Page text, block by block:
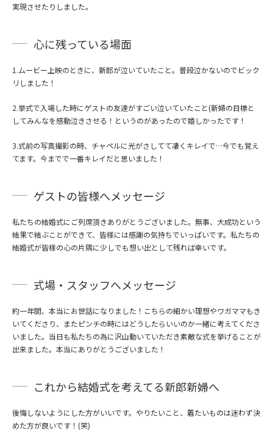
実現させたりしました。
心に残っている場面
1.ムービー上映のときに、新郎が泣いていたこと。普段泣かないのでビック
リしました！
2.挙式で入場した時にゲストの友達がすごい泣いていたこと(新婦の目標と
してみんなを感動泣きさせる！というのがあったので嬉しかったです！
3.式前の写真撮影の時、チャペルに光がさしてて凄くキレイで…今でも覚え
てます。今までで一番キレイだと思いました！
ゲストの皆様へメッセージ
私たちの結婚式にご列席頂きありがとうございました。無事、大成功という
結果で結ぶことができて、皆様には感謝の気持ちでいっぱいです。私たちの
結婚式が皆様の心の片隅に少しでも想い出として残れば幸いです。
式場・スタッフへメッセージ
約一年間、本当にお世話になりました！こちらの細かい理想やワガママもき
いてくださり、またピンチの時にはどうしたらいいのか一緒に考えてくださ
いました。当日も私たちの為に沢山動いていただき素敵な式を挙げることが
出来ました。本当にありがとうございました！
これから結婚式を考えてる新郎新婦へ
後悔しないようにした方がいいです。やりたいこと、着たいものは迷わず決
めた方が良いです！(笑)